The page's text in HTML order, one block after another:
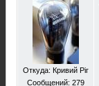
Откуда: Кривий Ріг
Сообщений: 279